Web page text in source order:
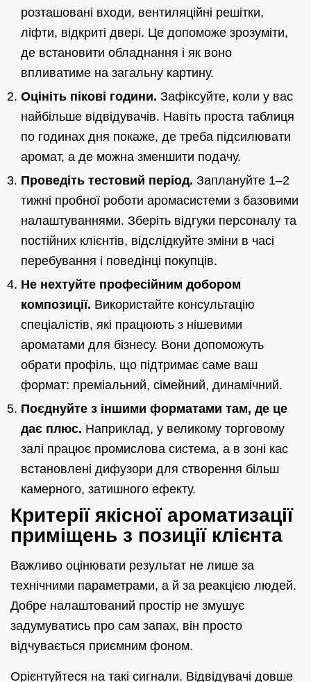
розташовані входи, вентиляційні решітки,
ліфти, відкриті двері. Це допоможе зрозуміти,
де встановити обладнання і як воно
впливатиме на загальну картину.
Оцініть пікові години. Зафіксуйте, коли у вас
найбільше відвідувачів. Навіть проста таблиця
по годинах дня покаже, де треба підсилювати
аромат, а де можна зменшити подачу.
Проведіть тестовий період. Заплануйте 1–2
тижні пробної роботи аромасистеми з базовими
налаштуваннями. Зберіть відгуки персоналу та
постійних клієнтів, відслідкуйте зміни в часі
перебування і поведінці покупців.
Не нехтуйте професійним добором
композиції. Використайте консультацію
спеціалістів, які працюють з нішевими
ароматами для бізнесу. Вони допоможуть
обрати профіль, що підтримає саме ваш
формат: преміальний, сімейний, динамічний.
Поєднуйте з іншими форматами там, де це
дає плюс. Наприклад, у великому торговому
залі працює промислова система, а в зоні кас
встановлені дифузори для створення більш
камерного, затишного ефекту.
Критерії якісної ароматизації
приміщень з позиції клієнта
Важливо оцінювати результат не лише за
технічними параметрами, а й за реакцією людей.
Добре налаштований простір не змушує
задумуватись про сам запах, він просто
відчувається приємним фоном.
Орієнтуйтеся на такі сигнали. Відвідувачі довше